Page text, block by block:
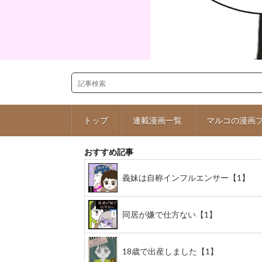
トップ 連載漫画一覧 マルコの漫画
おすすめ記事
義妹は自称インフルエンサー【1】
同居が嫌で仕方ない【1】
18歳で出産しました【1】